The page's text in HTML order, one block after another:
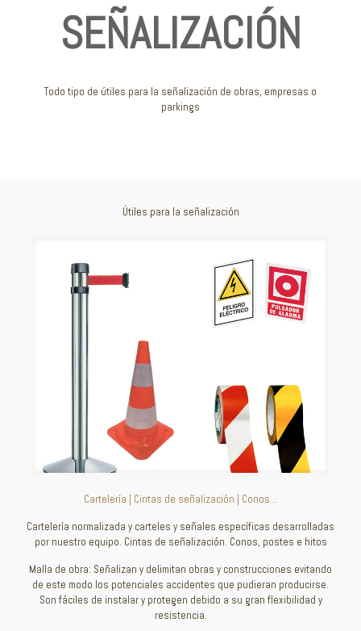
SEÑALIZACIÓN
Todo tipo de útiles para la señalización de obras, empresas o
parkings
Útiles para la señalización
Cartelería | Cintas de señalización | Conos…
Cartelería normalizada y carteles y señales específicas desarrolladas
por nuestro equipo. Cintas de señalización. Conos, postes e hitos
Malla de obra: Señalizan y delimitan obras y construcciones evitando
de este modo los potenciales accidentes que pudieran producirse.
Son fáciles de instalar y protegen debido a su gran flexibilidad y
resistencia.